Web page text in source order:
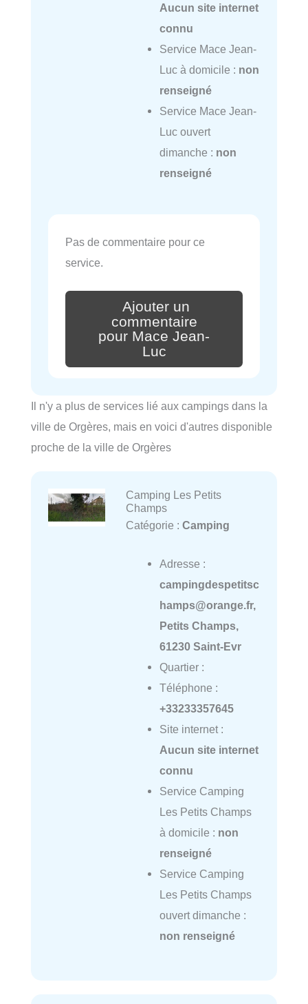
Aucun site internet
connu
Service Mace Jean-
Luc à domicile : non
renseigné
Service Mace Jean-
Luc ouvert
dimanche : non
renseigné
Pas de commentaire pour ce
service.
Ajouter un
commentaire
pour Mace Jean-
Luc
Il n'y a plus de services lié aux campings dans la
ville de Orgères, mais en voici d'autres disponible
proche de la ville de Orgères
Camping Les Petits
Champs
Catégorie : Camping
Adresse :
campingdespetitsc
hamps@orange.fr,
Petits Champs,
61230 Saint-Evr
Quartier :
Téléphone :
+33233357645
Site internet :
Aucun site internet
connu
Service Camping
Les Petits Champs
à domicile : non
renseigné
Service Camping
Les Petits Champs
ouvert dimanche :
non renseigné